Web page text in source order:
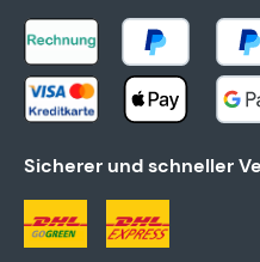
Sicherer und schneller